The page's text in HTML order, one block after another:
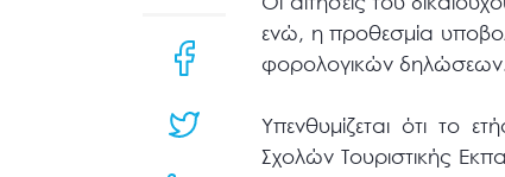
ενώ, η προθεσμία
φορολογικών
Υπενθυμίζεται ότι το
Σχολών Τουριστικής